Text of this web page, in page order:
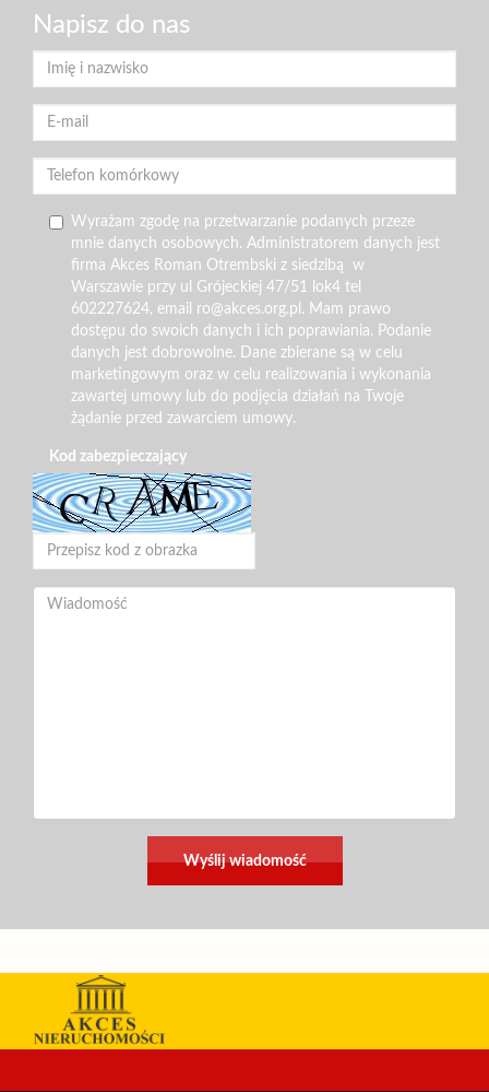
Napisz do nas
Wyrażam zgodę na przetwarzanie podanych przeze
mnie danych osobowych. Administratorem danych jest
firma Akces Roman Otrembski z siedzibą w
Warszawie przy ul Grójeckiej 47/51 lok4 tel
602227624, email ro@akces.org.pl. Mam prawo
dostępu do swoich danych i ich poprawiania. Podanie
danych jest dobrowolne. Dane zbierane są w celu
marketingowym oraz w celu realizowania i wykonania
zawartej umowy lub do podjęcia działań na Twoje
żądanie przed zawarciem umowy.
Kod zabezpieczający